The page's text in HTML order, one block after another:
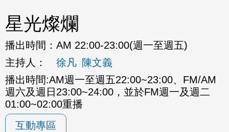
星光燦爛
播出時間： AM 22:00-23:00(週一至週五)
主持人：
徐凡 陳文義
播出時間:AM週一至週五22:00~23:00、FM/AM
週六及週日23:00~24:00，並於FM週一及週二
01:00~02:00重播
互動專區